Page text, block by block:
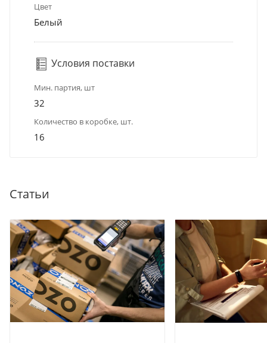
Цвет
Белый
Условия поставки
Мин. партия, шт
32
Количество в коробке, шт.
16
Статьи